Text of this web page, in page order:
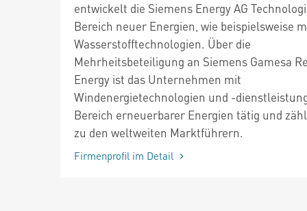
entwickelt die Siemens Energy AG
Bereich neuer Energien, wie beispielsweise
Wasserstofftechnologien. Über die
Mehrheitsbeteiligung an Siemens Gamesa
Energy ist das Unternehmen mit
Windenergietechnologien und -
Bereich erneuerbarer Energien tätig und
zu den weltweiten Marktführern.
Firmenprofil im Detail